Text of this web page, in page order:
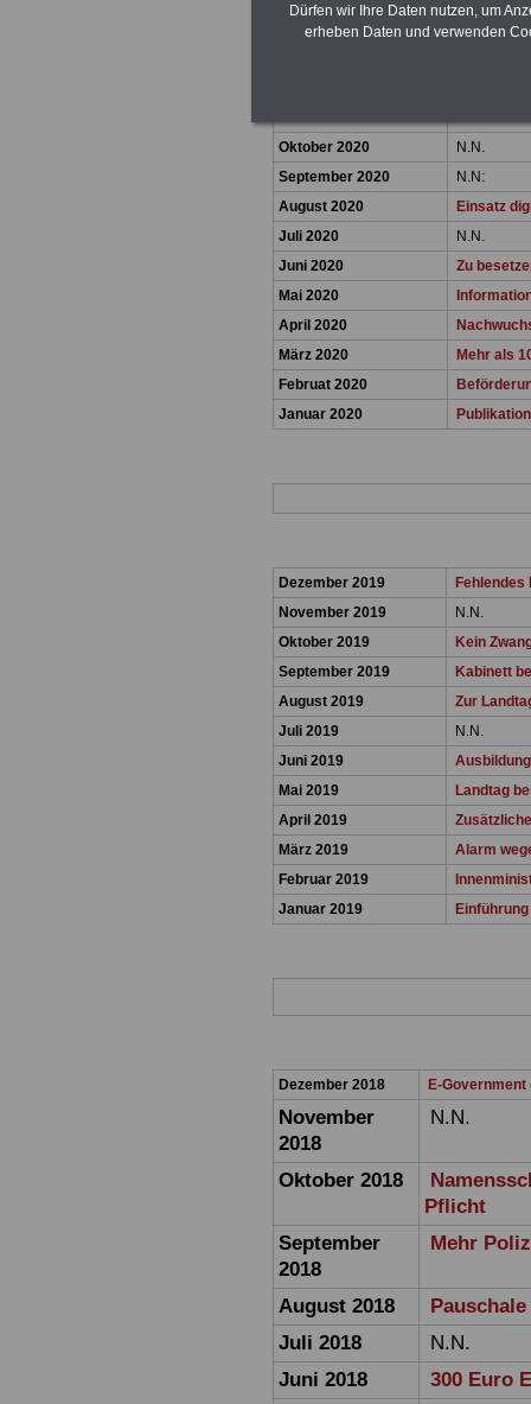
Oktober 2020
N.N.
September 2020
N.N:
August 2020
Einsatz
Juli 2020
N.N.
Juni 2020
Zu
Mai 2020
April 2020
März 2020
Mehr als
Februat 2020
Januar 2020
Dezember 2019
November 2019
N.N.
Oktober 2019
Kein
September 2019
Kabinett
August 2019
Zur
Juli 2019
N.N.
Juni 2019
Mai 2019
Landtag
April 2019
März 2019
Alarm
Februar 2019
Januar 2019
Dezember 2018 E-
November
2018
N.N.
Oktober 2018
Pflicht
September
2018
Mehr
August 2018
Juli 2018
N.N.
Juni 2018
300 Euro
Dürfen wir Ihre Daten nutzen, um
erheben Daten und verwenden